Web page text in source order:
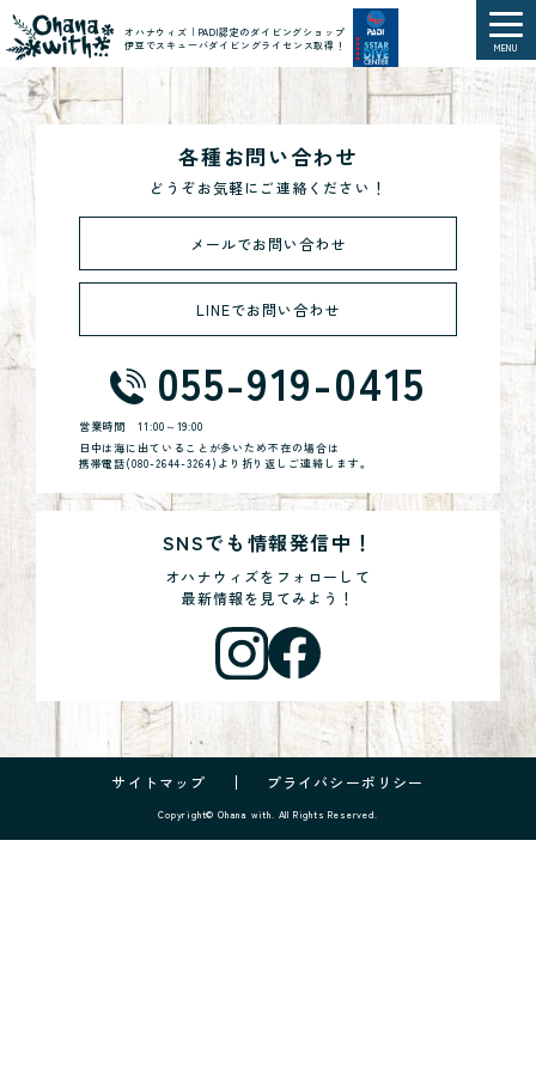
オハナウィズ｜PADI認定のダイビングショップ
伊豆でスキューバダイビングライセンス取得！
MENU
各種お問い合わせ
どうぞお気軽にご連絡ください！
メールでお問い合わせ
LINEでお問い合わせ
055-919-0415
営業時間11:00～19:00
日中は海に出ていることが多いため不在の場合は
携帯電話(080-2644-3264)より折り返しご連絡します。
SNSでも情報発信中！
オハナウィズをフォローして
最新情報を見てみよう！
サイトマップ プライバシーポリシー
Copyright© Ohana with. All Rights Reserved.